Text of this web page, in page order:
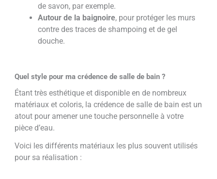
de savon, par exemple.
Autour de la baignoire, pour protéger les murs
contre des traces de shampoing et de gel
douche.
Quel style pour ma crédence de salle de bain ?
Étant très esthétique et disponible en de nombreux
matériaux et coloris, la crédence de salle de bain est un
atout pour amener une touche personnelle à votre
pièce d’eau.
Voici les différents matériaux les plus souvent utilisés
pour sa réalisation :